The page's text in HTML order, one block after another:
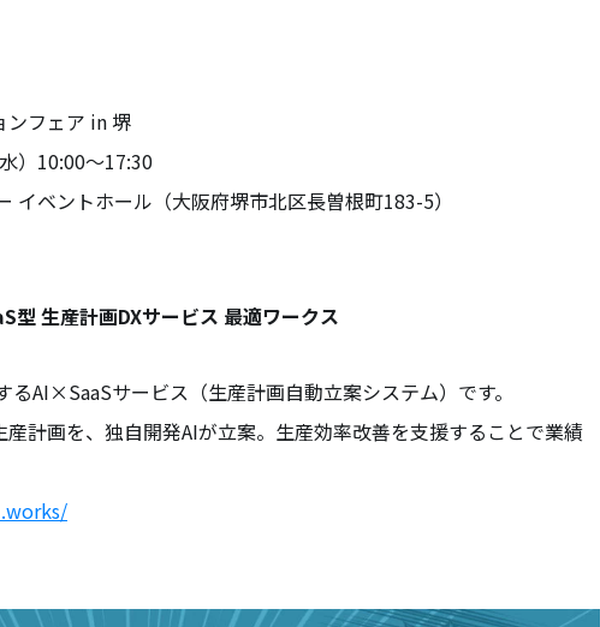
フェア in 堺
）10:00～17:30
ベントホール（大阪府堺市北区長曽根町183-5）
型 生産計画DXサービス 最適ワークス
るAI×SaaSサービス（生産計画自動立案システム）です。
計画を、独自開発AIが立案。生産効率改善を支援することで業績